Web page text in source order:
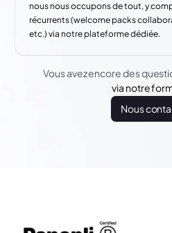
nous nous occupons de tout, y
récurrents (welcome packs
etc.) via notre plateforme dédiée.
Vous avez encore des
via notre
Nous